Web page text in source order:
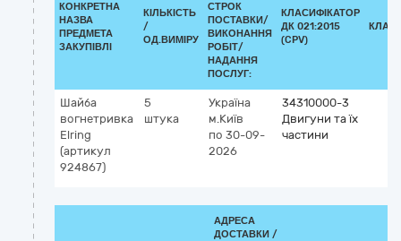
КОНКРЕТНА
НАЗВА
ПРЕДМЕТА
ЗАКУПІВЛІ
КІЛЬКІСТЬ
/
ОД.ВИМІРУ
СТРОК
ПОСТАВКИ/
ВИКОНАННЯ
РОБІТ/
НАДАННЯ
ПОСЛУГ:
КЛАСИФІКАТОР
ДК 021:2015
(CPV)
Шайба
вогнетривка
Elring
(артикул
924867)
5
штука
Україна
м.Київ
по 30-09-
2026
34310000-3
Двигуни та їх
частини
АДРЕСА
ДОСТАВКИ /